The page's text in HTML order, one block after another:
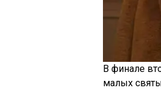
В финале
малых